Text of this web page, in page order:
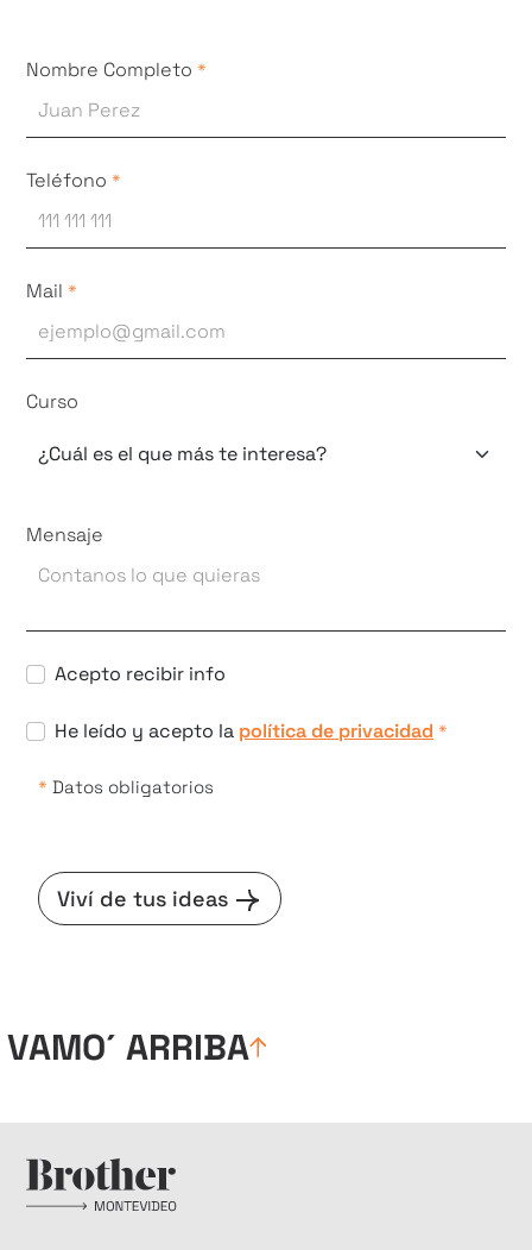
VAMO´ ARRIBA
Nombre Completo *
Teléfono *
Mail *
Curso
Mensaje
Acepto recibir info
He leído y acepto la política de privacidad *
* Datos obligatorios
Viví de tus ideas